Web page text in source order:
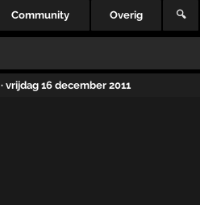
Community Overig 🔍
· vrijdag 16 december 2011